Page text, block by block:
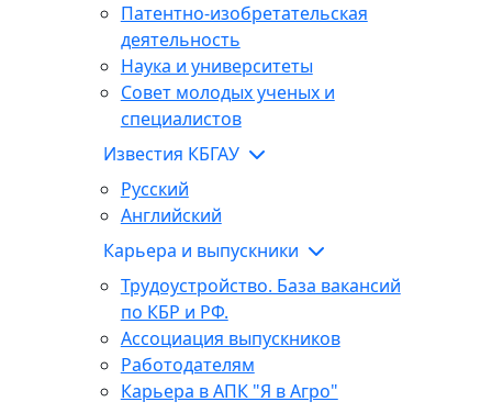
Патентно-изобретательская
деятельность
Наука и университеты
Совет молодых ученых и
специалистов
Известия КБГАУ
Русский
Английский
Карьера и выпускники
Трудоустройство. База вакансий
по КБР и РФ.
Ассоциация выпускников
Работодателям
Карьера в АПК "Я в Агро"